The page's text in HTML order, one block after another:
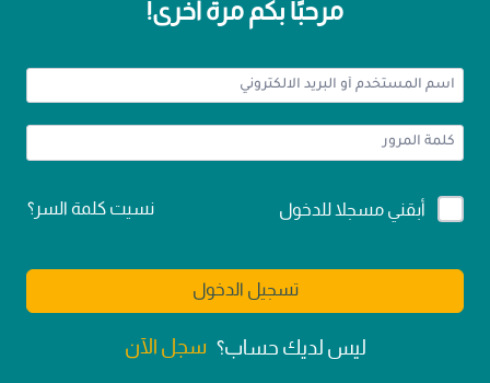
مرحبًا بكم مرة أخرى!
Alternative:
أبقني مسجلا للدخول نسيت كلمة السر؟
تسجيل الدخول
ليس لديك حساب؟ سجل الآن